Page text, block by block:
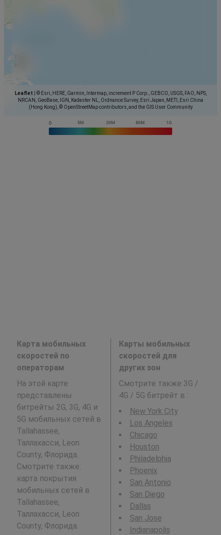
Leaflet
© Esri, HERE, Garmin, Intermap, increment P Corp., GEBCO, USGS, FAO, NPS,
NRCAN, GeoBase, IGN, Kadaster NL, Ordnance Survey, Esri Japan, METI, Esri China
(Hong Kong), © OpenStreetMap contributors, and the GIS User Community
Карта мобильных
скоростей по
операторам
На этой карте
представлены
битрейты 2G, 3G, 4G и
5G мобильных сетей в
Tallahassee,
Таллахасси, Leon
County, Флорида.
Смотрите также:
карта покрытия
мобильных сетей в
Tallahassee,
Таллахасси, Leon
County, Флорида.
Карты мобильных
скоростей для
других зон
Смотрите также 3G /
4G / 5G битрейт в :
New York City
Los Angeles
Chicago
Houston
Philadelphia
Phoenix
San Antonio
San Diego
Dallas
San Jose
Indianapolis